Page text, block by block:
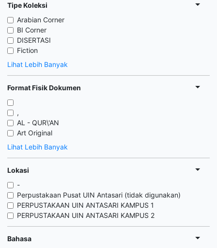
Tipe Koleksi
Arabian Corner
BI Corner
DISERTASI
Fiction
Lihat Lebih Banyak
Format Fisik Dokumen
,
AL - QUR\'AN
Art Original
Lihat Lebih Banyak
Lokasi
-
Perpustakaan Pusat UIN Antasari (tidak digunakan)
PERPUSTAKAAN UIN ANTASARI KAMPUS 1
PERPUSTAKAAN UIN ANTASARI KAMPUS 2
Bahasa